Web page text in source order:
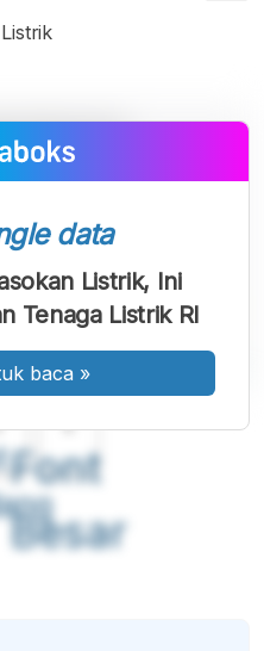
A
Font
Besar
data
Listrik, Ini
Tenaga Listrik RI
baca »